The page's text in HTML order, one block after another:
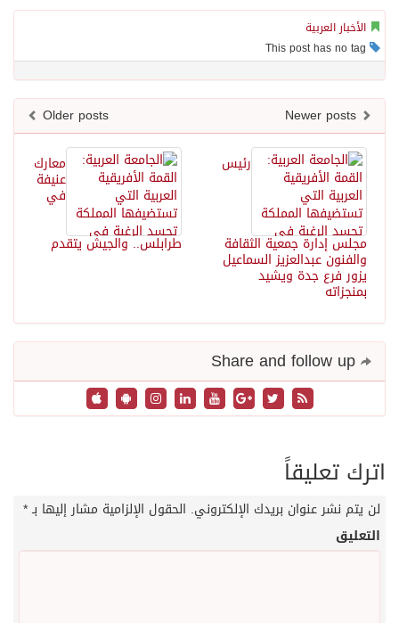
الأخبار العربية
Older posts
معارك
عنيفة
في
طرابلس.. والجيش يتقدم
رئيس
مجلس إدارة جمعية الثقافة
والفنون عبدالعزيز السماعيل
يزور فرع جدة ويشيد
بمنجزاته
اترك تعليقاً
لن يتم نشر عنوان بريدك الإلكتروني. الحقول الإلزامية مشار إليها بـ*
التعليق